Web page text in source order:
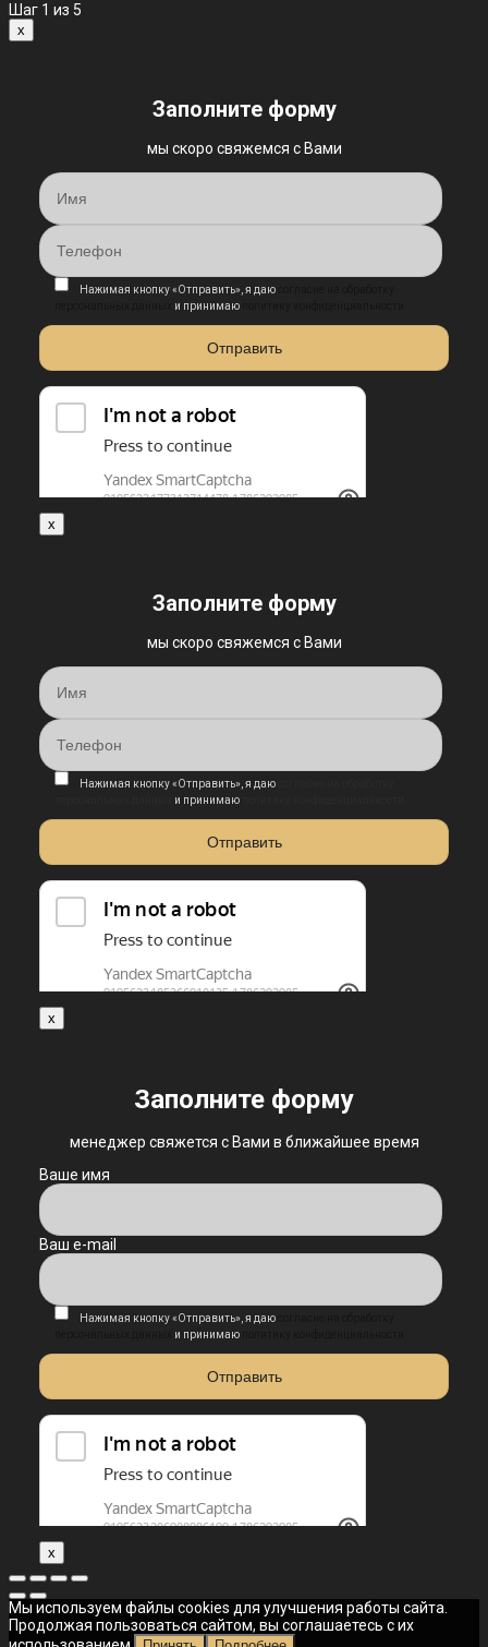
Шаг 1 из 5
x
Заполните форму
мы скоро свяжемся с Вами
Нажимая кнопку «Отправить», я даю
и принимаю
x
Заполните форму
мы скоро свяжемся с Вами
Нажимая кнопку «Отправить», я даю
и принимаю
x
Заполните форму
менеджер свяжется с Вами в ближайшее время
Ваше имя
Ваш e-mail
Нажимая кнопку «Отправить», я даю
и принимаю
x
Мы используем файлы cookies для улучшения работы сайта.
Продолжая пользоваться сайтом, вы соглашаетесь с их